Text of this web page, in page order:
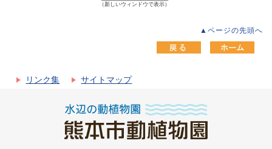
（新しいウィンドウで表示）
▲ページの先頭へ
リンク集 サイトマップ